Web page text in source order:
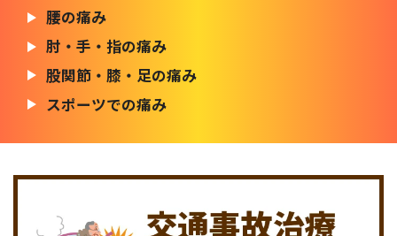
腰の痛み
肘・手・指の痛み
股関節・膝・足の痛み
スポーツでの痛み